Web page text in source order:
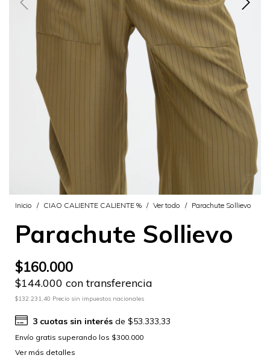
Inicio / CIAO CALIENTE CALIENTE % / Ver todo / Parachute Sollievo
Parachute Sollievo
$160.000
$144.000 con transferencia
$132.231,40 Precio sin impuestos nacionales
3cuotas sin interésde $53.333,33
Ver más detalles